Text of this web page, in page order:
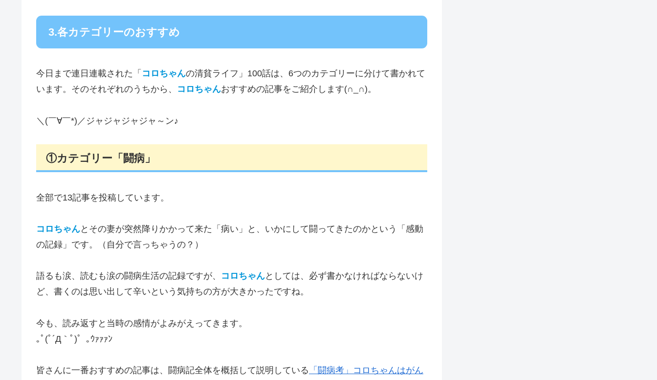
3.各カテゴリーのおすすめ
今日まで連日連載された「 コロちゃんの清貧ライフ」100話は、6つのカテゴリーに分けて書かれて
います。そのそれぞれのうちから、 コロちゃんおすすめの記事をご紹介します(∩_∩)。
＼(￣∀￣*)／ジャジャジャジャ～ン♪
①カテゴリー「闘病」
全部で13記事を投稿しています。
コロちゃんとその妻が突然降りかかって来た「病い」と、いかにして闘ってきたのかという「感動
の記録」です。（自分で言っちゃうの？）
語るも涙、読むも涙の闘病生活の記録ですが、 コロちゃんとしては、必ず書かなければならないけ
ど、書くのは思い出して辛いという気持ちの方が大きかったですね。
今も、読み返すと当時の感情がよみがえってきます。
｡ﾟ(ﾟ´Д｀ﾟ)゜｡ｳｧｧｧﾝ
皆さんに一番おすすめの記事は、闘病記全体を概括して説明している 「闘病考」コロちゃんはがん